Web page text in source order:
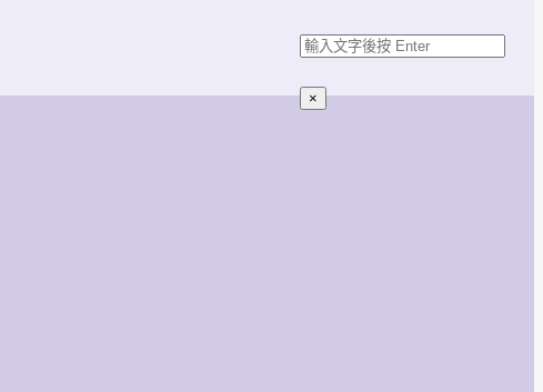
搜
尋
×